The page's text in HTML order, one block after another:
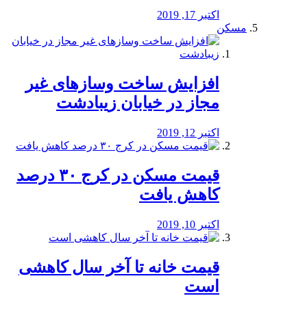
اکتبر 17, 2019
مسکن
افزایش ساخت وسازهای غیر
مجاز در خیابان زیبادشت
اکتبر 12, 2019
️قیمت مسکن در کرج ۳۰ درصد
کاهش یافت
اکتبر 10, 2019
قیمت خانه تا آخر سال کاهشی
است